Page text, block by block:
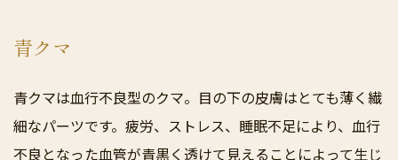
青クマ
青クマは血行不良型のクマ。目の下の皮膚はとても薄く繊
細なパーツです。疲労、ストレス、睡眠不足により、血行
不良となった血管が青黒く透けて見えることによって生じ